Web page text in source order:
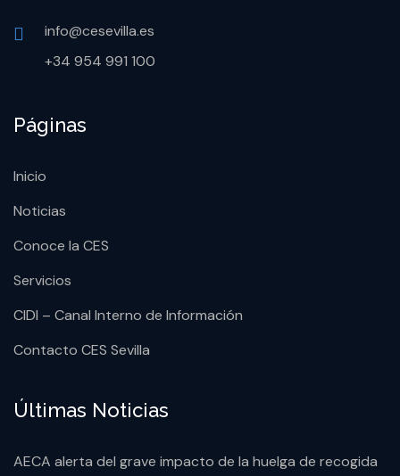
info@cesevilla.es
+34 954 991 100
Páginas
Inicio
Noticias
Conoce la CES
Servicios
CIDI – Canal Interno de Información
Contacto CES Sevilla
Últimas Noticias
AECA alerta del grave impacto de la huelga de recogida